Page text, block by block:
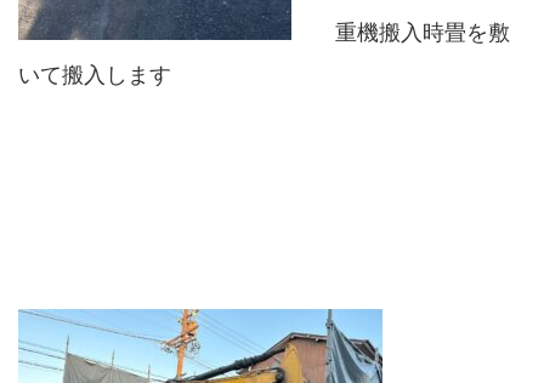
重機搬入時畳を敷
いて搬入します